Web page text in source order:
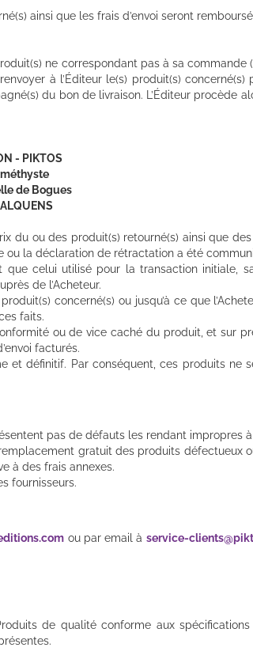
ainsi que les frais d’envoi seront
ne correspondant pas à sa
à l’Éditeur le(s) produit(s) concerné(s)
du bon de livraison. L’Éditeur procède
- PIKTOS
de Bogues
du ou des produit(s) retourné(s) ainsi que
la déclaration de rétractation a été
celui utilisé pour la transaction initiale,
de l’Acheteur.
concerné(s) ou jusqu’à ce que
faits.
ou de vice caché du produit, et sur
facturés.
et définitif. Par conséquent, ces produits ne
pas de défauts les rendant impropres
gratuit des produits défectueux
à des frais annexes.
fournisseurs.
ou par email à service-
de qualité conforme aux